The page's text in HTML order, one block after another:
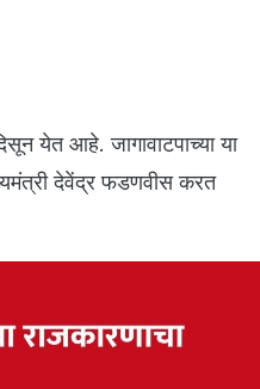
येत आहे. जागावाटपाच्या या
देवेंद्र फडणवीस करत